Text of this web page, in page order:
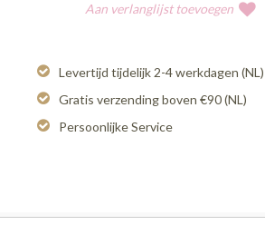
Aan verlanglijst toevoegen
Levertijd tijdelijk 2-4 werkdagen (NL)
Gratis verzending boven €90 (NL)
Persoonlijke Service